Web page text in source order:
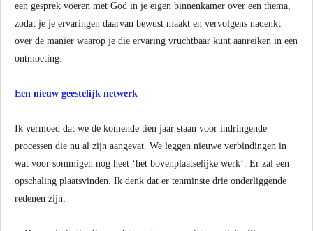
een gesprek voeren met God in je eigen binnenkamer over een thema,
zodat je je ervaringen daarvan bewust maakt en vervolgens nadenkt
over de manier waarop je die ervaring vruchtbaar kunt aanreiken in een
ontmoeting.
Een nieuw geestelijk netwerk
Ik vermoed dat we de komende tien jaar staan voor indringende
processen die nu al zijn aangevat. We leggen nieuwe verbindingen in
wat voor sommigen nog heet ‘het bovenplaatselijke werk’. Er zal een
opschaling plaatsvinden. Ik denk dat er tenminste drie onderliggende
redenen zijn: